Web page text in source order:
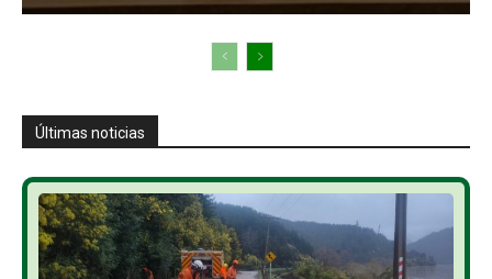
Últimas noticias